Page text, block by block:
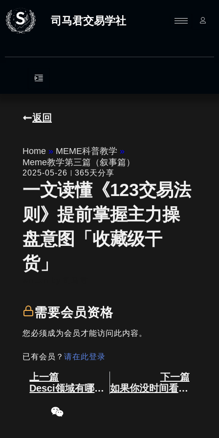
至
内
司马君交易学社
返回
Home » MEME科普教学 »
Meme教学第三篇（叙事篇）
2025-05-26 365天分享
一文读懂《123交易法
则》提前掌握主力操
盘意图「收藏级干
货」
需要会员资格
您必须成为会员才能访问此内容。
已有会员？ 请在此登录
Prev
上一篇
Desci领域有哪些值得关注的币种？至少5倍增值空间
下一篇
如果你没时间看盘~~~~